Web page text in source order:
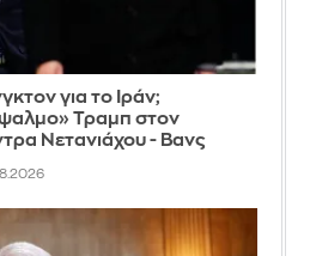
για το Ιράν;
Τραμπ στον
Νετανιάχου - Βανς